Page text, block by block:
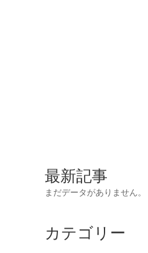
最新記事
まだデータがありません。
カテゴリー